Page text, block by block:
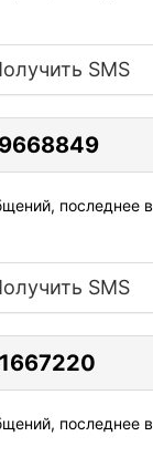
SMS
последнее в
SMS
последнее в